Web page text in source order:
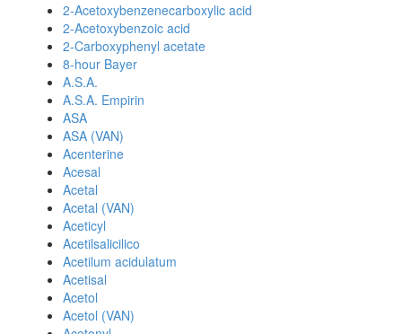
2-Acetoxybenzenecarboxylic acid
2-Acetoxybenzoic acid
2-Carboxyphenyl acetate
8-hour Bayer
A.S.A.
A.S.A. Empirin
ASA
ASA (VAN)
Acenterine
Acesal
Acetal
Acetal (VAN)
Aceticyl
Acetilsalicilico
Acetilum acidulatum
Acetisal
Acetol
Acetol (VAN)